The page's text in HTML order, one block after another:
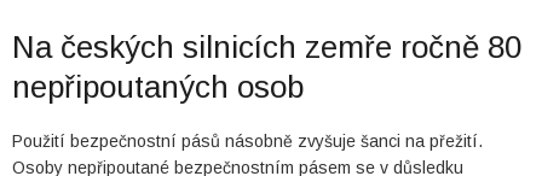
Na českých silnicích zemře ročně 80
nepřipoutaných osob
Použití bezpečnostní pásů násobně zvyšuje šanci na přežití.
Osoby nepřipoutané bezpečnostním pásem se v důsledku